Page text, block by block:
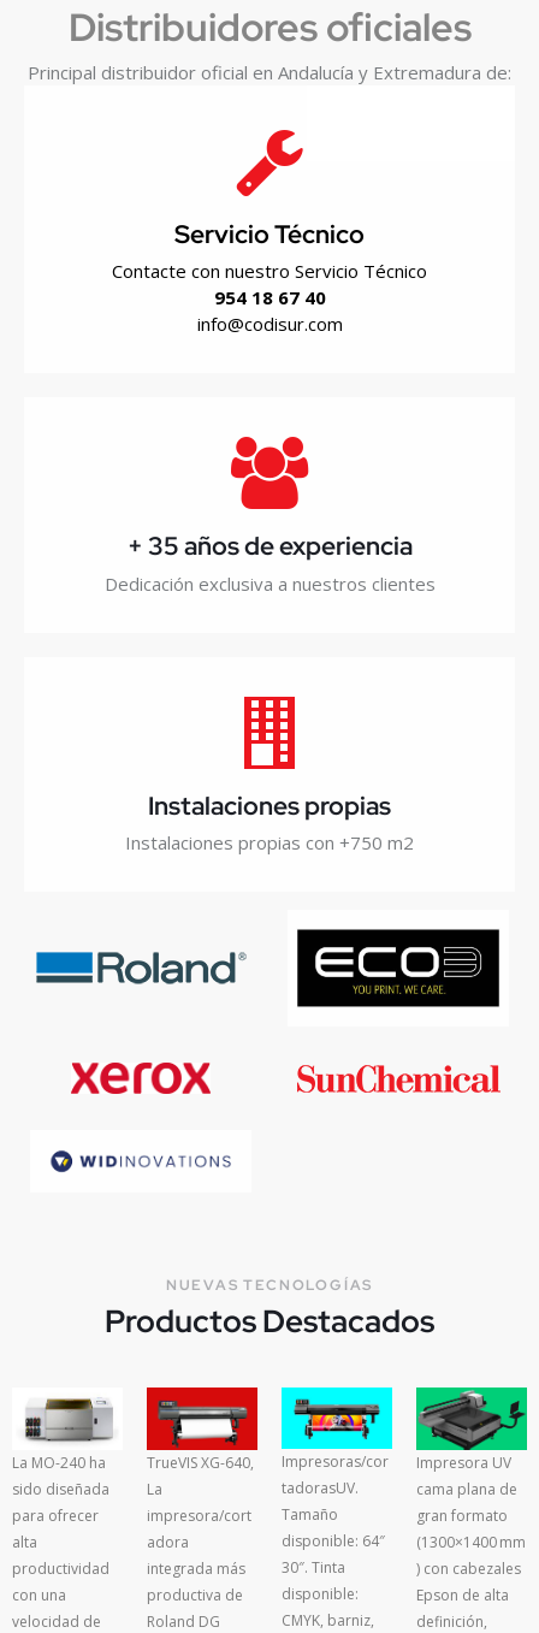
Distribuidores oficiales
Principal distribuidor oficial en Andalucía y Extremadura de:
Servicio Técnico
Contacte con nuestro Servicio Técnico
954 18 67 40
info@codisur.com
+ 35 años de experiencia
Dedicación exclusiva a nuestros clientes
Instalaciones propias
Instalaciones propias con +750 m2
NUEVAS TECNOLOGÍAS
Productos Destacados
La MO-240 ha
sido diseñada
para ofrecer
alta
productividad
con una
velocidad de
TrueVIS XG-640,
La
impresora/cort
adora
integrada más
productiva de
Roland DG
Impresoras/cor
tadorasUV.
Tamaño
disponible: 64″
30″. Tinta
disponible:
CMYK, barniz,
Impresora UV
cama plana de
gran formato
(1300×1400 mm
) con cabezales
Epson de alta
definición,